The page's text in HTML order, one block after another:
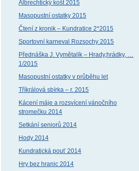
Albrechtický košt 2015
Masopustní ostatky 2015
Čtení z kronik – Kundratice 2*2015
Sportovní karneval Rozsochy 2015
Přednáška J. Vymětalík – Hrady,hrádky, …
1/2015
Masopustní ostatky v průběhu let
Tříkrálová sbírka – r. 2015
Kácení máje a rozsvícení vánočního
stromečku 2014
Setkání seniorů 2014
Hody 2014
Kundratická pouť 2014
Hry bez hranic 2014